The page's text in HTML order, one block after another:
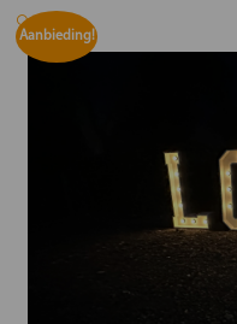
Aanbieding!
🔍